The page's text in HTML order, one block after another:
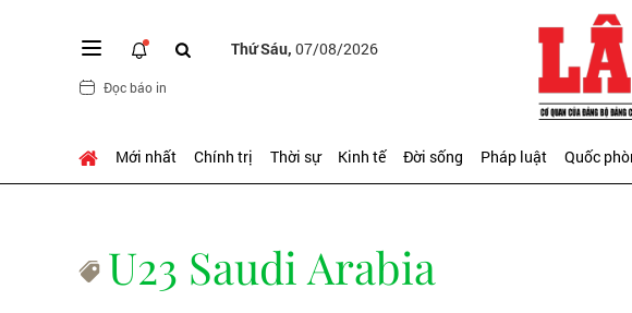
Thứ Sáu, 07/08/2026
Đọc báo in
Mới nhất Chính trị Thời sự Kinh tế Đời sống Pháp luật Quốc
U23 Saudi Arabia